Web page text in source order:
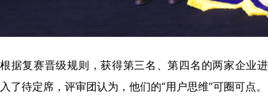
根据复赛晋级规则，获得第三名、第四名的两家企业进
入了待定席，评审团认为，他们的“用户思维”可圈可点。